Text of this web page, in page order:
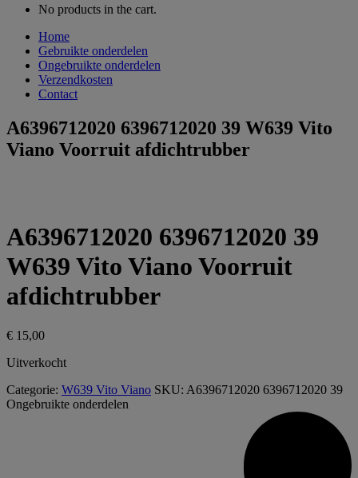
No products in the cart.
Home
Gebruikte onderdelen
Ongebruikte onderdelen
Verzendkosten
Contact
A6396712020 6396712020 39 W639 Vito
Viano Voorruit afdichtrubber
A6396712020 6396712020 39
W639 Vito Viano Voorruit
afdichtrubber
€ 15,00
Uitverkocht
Categorie: W639 Vito Viano SKU: A6396712020 6396712020 39
Ongebruikte onderdelen